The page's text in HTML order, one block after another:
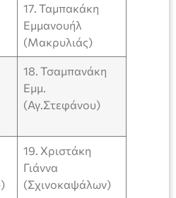
17. Ταμπακάκη
Εμμανουήλ
(Μακρυλιάς)
18. Τσαμπανάκη
Εμμ.
(Αγ.Στεφάνου)
19. Χριστάκη
Γιάννα
(Σχινοκαψάλων)